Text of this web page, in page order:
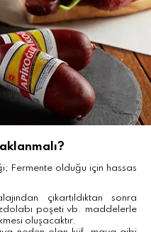
Fermente olduğu için hassas
çıkartıldıktan sonra
poşeti vb. maddelerle
oluşacaktır.